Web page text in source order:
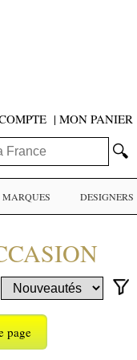
| MON PANIER
🔍
MARQUES DESIGNERS
page